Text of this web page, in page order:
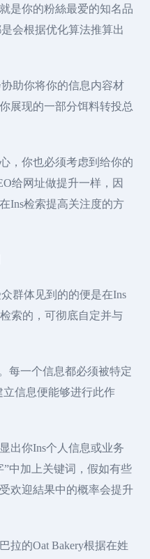
是你的粉絲最爱的知名品
会根据优化算法推算出
助你将你的信息内容材
展现的一部分饵料转投总
，你也必须考虑到给你的
给网址做提升一样，因
Ins检索提高关注度的方
群体见到的的便是在Ins
索的，可彻底自定并与
每一个信息都必须被特定
立信息便能够进行此作
出你Ins个人信息或业务
中加上关键词，假如有些
欢迎結果中的概率会提升
拉的Oat Bakery根据在姓